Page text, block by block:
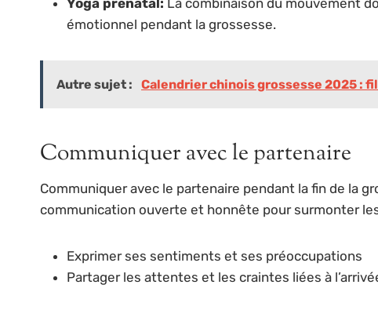
émotionnel pendant la grossesse.
Autre sujet : Calendrier chinois grossesse 2025 :
Communiquer avec le partenaire
Communiquer avec le partenaire pendant la fin de la
communication ouverte et honnête pour surmonter
Exprimer ses sentiments et ses préoccupations
Partager les attentes et les craintes liées à